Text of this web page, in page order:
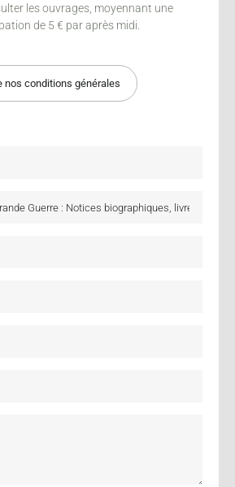
les ouvrages, moyennant une
de 5 € par après midi.
nos conditions générales